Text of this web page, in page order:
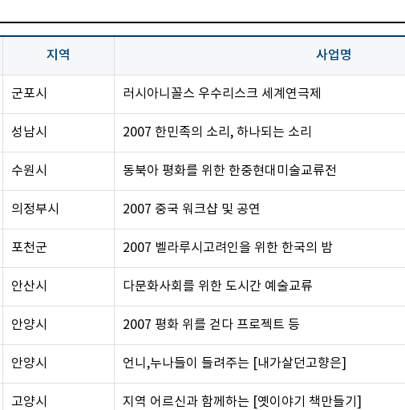
지역 사업명
군포시 러시아니꼴스 우수리스크 세계연극제
성남시 2007 한민족의 소리, 하나되는 소리
수원시 동북아 평화를 위한 한중현대미술교류전
의정부시 2007 중국 워크샵 및 공연
포천군 2007 벨라루시고려인을 위한 한국의 밤
안산시 다문화사회를 위한 도시간 예술교류
안양시 2007 평화 위를 걷다 프로젝트 등
안양시 언니,누나들이 들려주는 [내가살던고향은]
고양시 지역 어르신과 함께하는 [옛이야기 책만들기]